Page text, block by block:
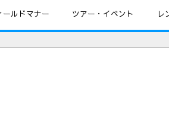
ールドマナー ツアー・イベント レ